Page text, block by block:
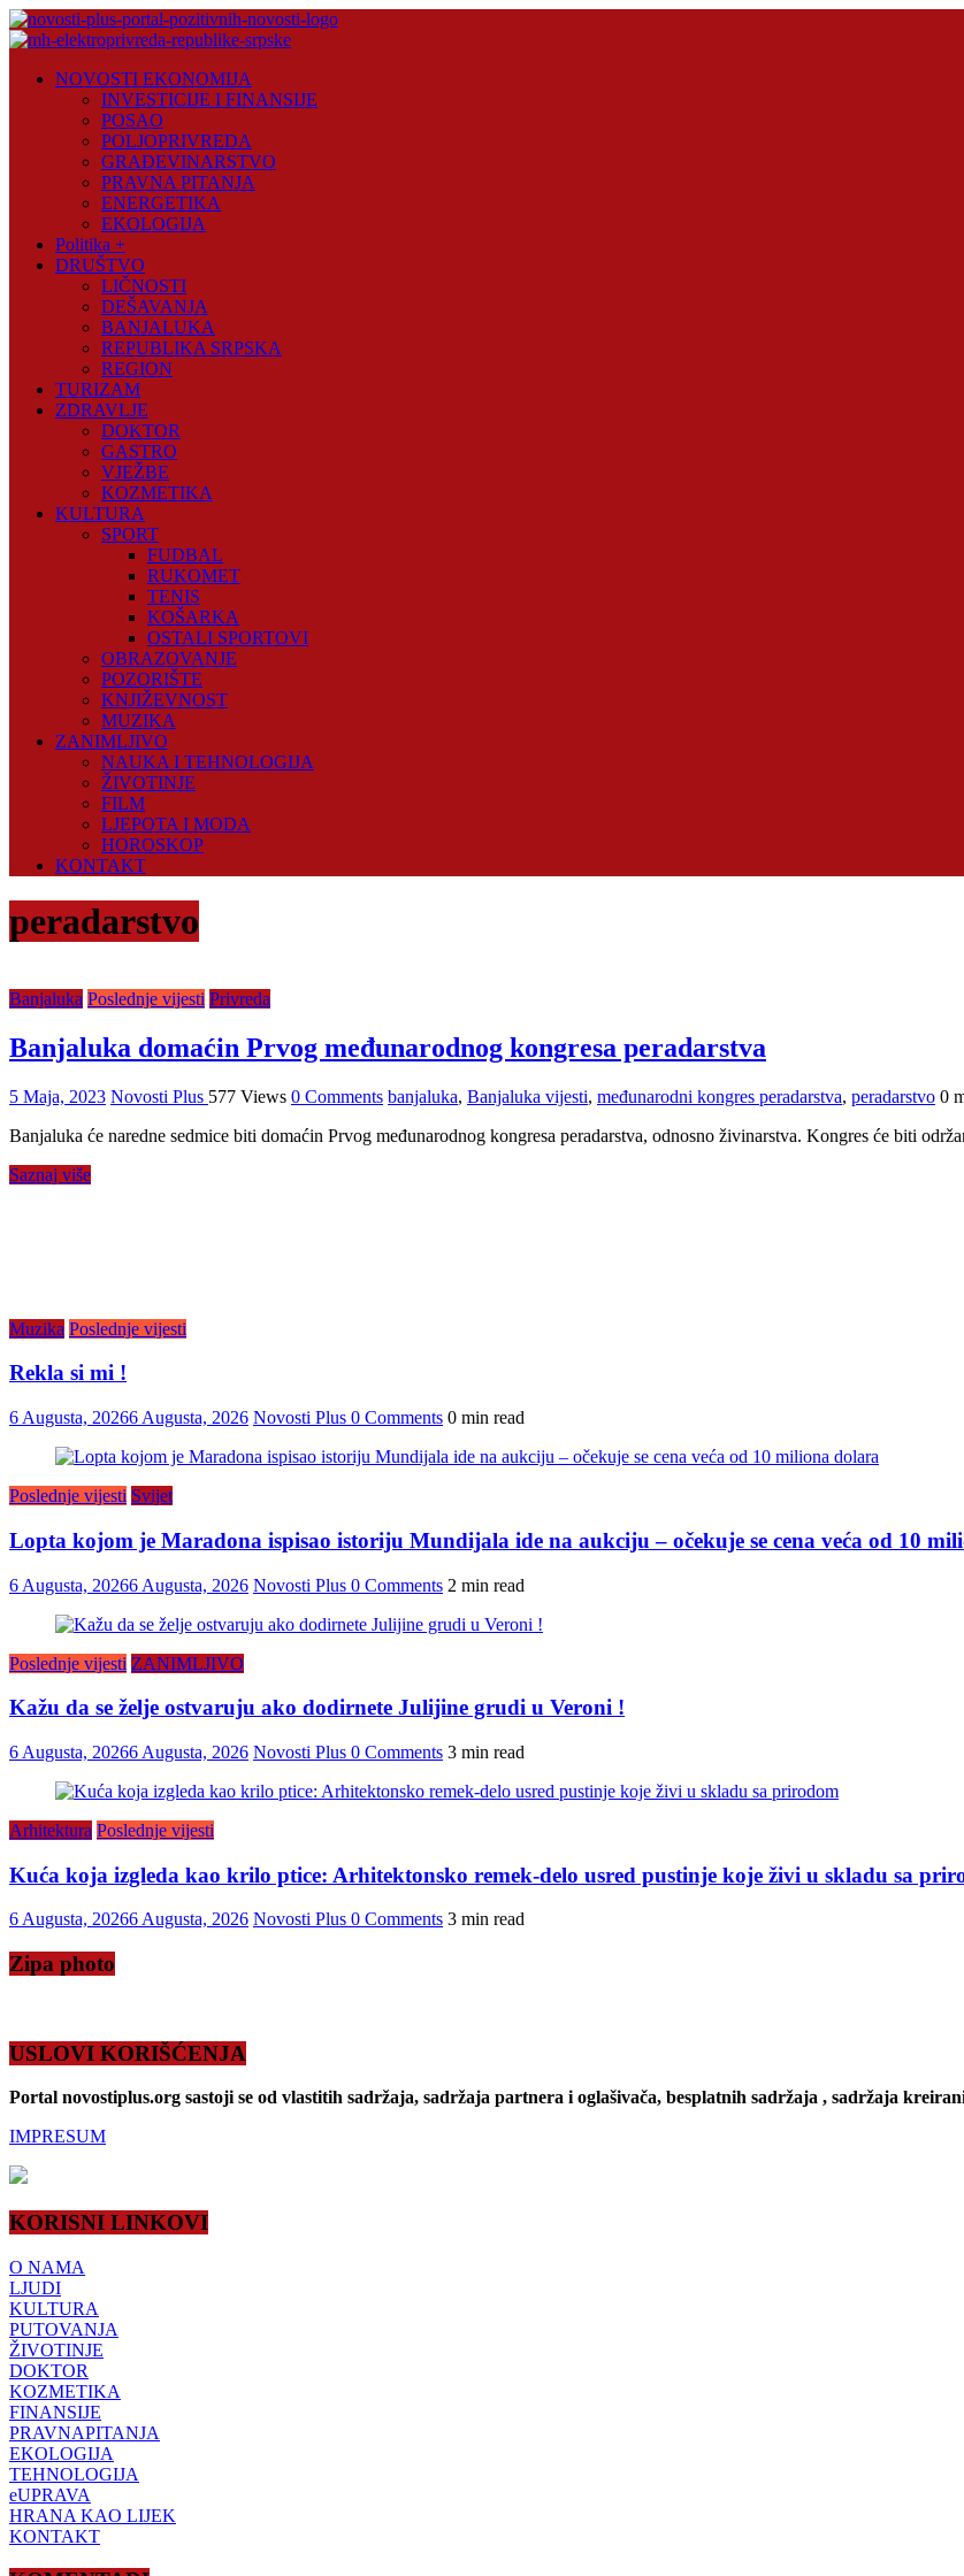
Skip
to
Plus
NOVOSTI EKONOMIJA
INVESTICIJE I FINANSIJE
POSAO
POLJOPRIVREDA
GRAĐEVINARSTVO
PRAVNA PITANJA
ENERGETIKA
EKOLOGIJA
Politika +
DRUŠTVO
LIČNOSTI
DEŠAVANJA
BANJALUKA
REPUBLIKA SRPSKA
REGION
TURIZAM
ZDRAVLJE
DOKTOR
GASTRO
VJEŽBE
KOZMETIKA
KULTURA
SPORT
FUDBAL
RUKOMET
TENIS
KOŠARKA
OSTALI SPORTOVI
OBRAZOVANJE
POZORIŠTE
KNJIŽEVNOST
MUZIKA
ZANIMLJIVO
NAUKA I TEHNOLOGIJA
ŽIVOTINJE
FILM
LJEPOTA I MODA
HOROSKOP
KONTAKT
peradarstvo
Banjaluka Poslednje vijesti Privreda
Banjaluka domaćin Prvog međunarodnog kongresa peradarstva
5 Maja, 2023 Novosti Plus 577 Views 0 Comments banjaluka, Banjaluka vijesti, međunarodni kongres peradarstva, peradarstvo 0
Banjaluka će naredne sedmice biti domaćin Prvog međunarodnog kongresa peradarstva, odnosno živinarstva. Kongres će biti
Saznaj više
Muzika Poslednje vijesti
Rekla si mi !
6 Augusta, 20266 Augusta, 2026 Novosti Plus 0 Comments 0 min read
Poslednje vijesti Svijet
Lopta kojom je Maradona ispisao istoriju Mundijala ide na aukciju – očekuje se cena veća od 10
6 Augusta, 20266 Augusta, 2026 Novosti Plus 0 Comments 2 min read
Poslednje vijesti ZANIMLJIVO
Kažu da se želje ostvaruju ako dodirnete Julijine grudi u Veroni !
6 Augusta, 20266 Augusta, 2026 Novosti Plus 0 Comments 3 min read
Arhitektura Poslednje vijesti
Kuća koja izgleda kao krilo ptice: Arhitektonsko remek-delo usred pustinje koje živi u skladu sa
6 Augusta, 20266 Augusta, 2026 Novosti Plus 0 Comments 3 min read
Zipa photo
USLOVI KORIŠĆENJA
Portal novostiplus.org sastoji se od vlastitih sadržaja, sadržaja partnera i oglašivača, besplatnih sadržaja , sadržaja
IMPRESUM
KORISNI LINKOVI
O NAMA
LJUDI
KULTURA
PUTOVANJA
ŽIVOTINJE
DOKTOR
KOZMETIKA
FINANSIJE
PRAVNAPITANJA
EKOLOGIJA
TEHNOLOGIJA
eUPRAVA
HRANA KAO LIJEK
KONTAKT